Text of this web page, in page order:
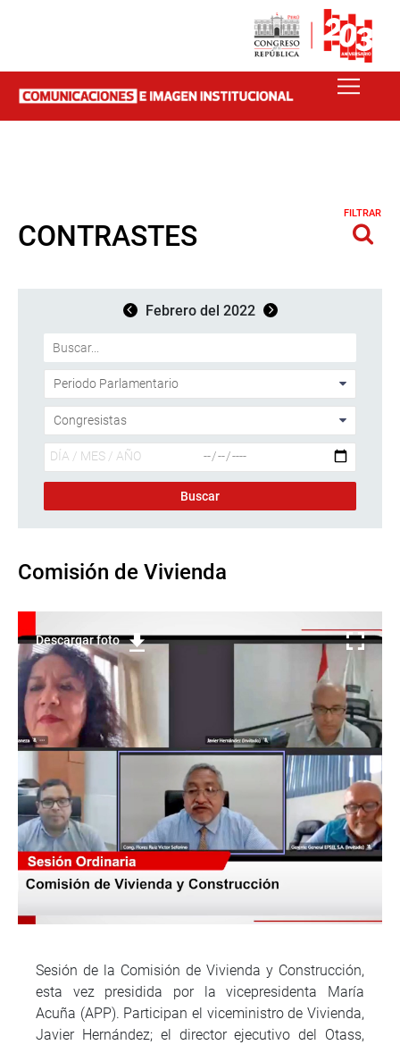
CONTRASTES
FILTRAR
Febrero del 2022
Comisión de Vivienda
Descargar foto
Sesión de la Comisión de Vivienda y Construcción,
esta vez presidida por la vicepresidenta María
Acuña (APP). Participan el viceministro de Vivienda,
Javier Hernández; el director ejecutivo del Otass,